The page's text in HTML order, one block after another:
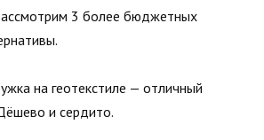
3 более бюджетных
на геотекстиле — отличный
и сердито.